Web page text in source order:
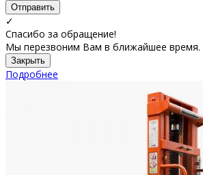
Отправить
✓
Спасибо за обращение!
Мы перезвоним Вам в ближайшее время.
Закрыть
Подробнее